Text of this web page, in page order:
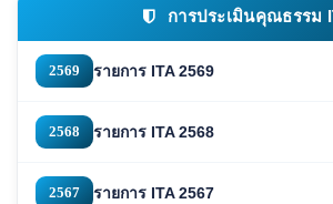
การประเมินคุณธรรม
2569 รายการ ITA 2569
2568 รายการ ITA 2568
2567 รายการ ITA 2567